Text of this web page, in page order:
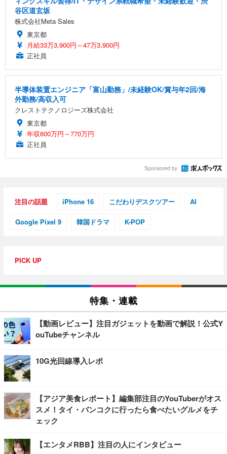
谷区道玄坂
株式会社Meta Sales
東京都
月給33万3,900円～47万3,900円
正社員
半導体装置エンジニア「富山勤務」/未経験OK/賞与年2回/海
外勤務/高収入可
クレストテクノロジーズ株式会社
東京都
年収600万円～770万円
正社員
Sponsored by
注目の話題 iPhone 16 こだわりデスクツアー AI
Google Pixel 9 韓国ドラマ K-POP
PICK UP
特集・連載
【動画レビュー】注目ガジェットを動画で解説！公式Y
ouTubeチャンネル
10G光回線導入レポ
【アジア美食レポート】編集部注目のYouTuberがオス
スメ！タイ・バンコクに行ったら食べたいグルメをチ
ェック
【エンタメRBB】注目の人にインタビュー